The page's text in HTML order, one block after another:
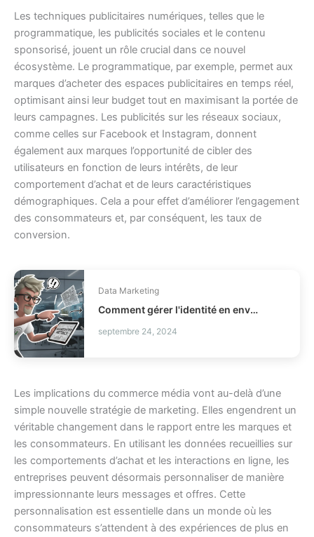
Les techniques publicitaires numériques, telles que le
programmatique, les publicités sociales et le contenu
sponsorisé, jouent un rôle crucial dans ce nouvel
écosystème. Le programmatique, par exemple, permet aux
marques d’acheter des espaces publicitaires en temps réel,
optimisant ainsi leur budget tout en maximisant la portée de
leurs campagnes. Les publicités sur les réseaux sociaux,
comme celles sur Facebook et Instagram, donnent
également aux marques l’opportunité de cibler des
utilisateurs en fonction de leurs intérêts, de leur
comportement d’achat et de leurs caractéristiques
démographiques. Cela a pour effet d’améliorer l’engagement
des consommateurs et, par conséquent, les taux de
conversion.
Data Marketing
Comment gérer l'identité en environnement cookieless ?
septembre 24, 2024
Les implications du commerce média vont au-delà d’une
simple nouvelle stratégie de marketing. Elles engendrent un
véritable changement dans le rapport entre les marques et
les consommateurs. En utilisant les données recueillies sur
les comportements d’achat et les interactions en ligne, les
entreprises peuvent désormais personnaliser de manière
impressionnante leurs messages et offres. Cette
personnalisation est essentielle dans un monde où les
consommateurs s’attendent à des expériences de plus en